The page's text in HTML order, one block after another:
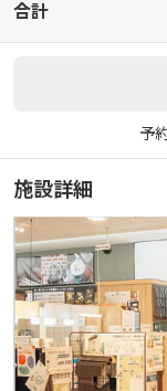
合計
予
施設詳細